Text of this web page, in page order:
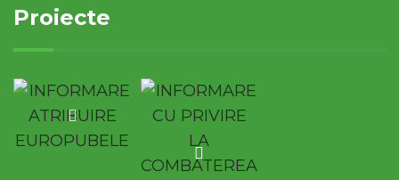
Proiecte